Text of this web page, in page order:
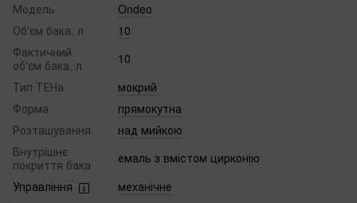
Модель
Ondeo
Об'єм бака, л
10
Фактичний
об'єм бака, л
10
Тип ТЕНа
мокрий
Форма
прямокутна
Розташування
над мийкою
Внутрішнє
покриття бака
емаль з вмістом цирконію
Управління
механічне